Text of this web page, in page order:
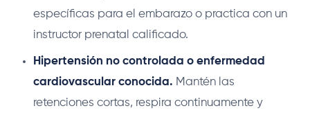
específicas para el embarazo o practica con un
instructor prenatal calificado.
Hipertensión no controlada o enfermedad
cardiovascular conocida. Mantén las
retenciones cortas, respira continuamente y